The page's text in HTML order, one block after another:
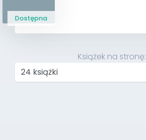
Dostępna
Książek na stronę: